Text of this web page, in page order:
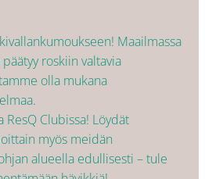
Maailmassa
roskiin valtavia
olla mukana
Clubissa! Löydät
myös meidän
alueella edullisesti – tule